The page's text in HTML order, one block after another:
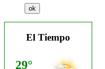
El Tiempo